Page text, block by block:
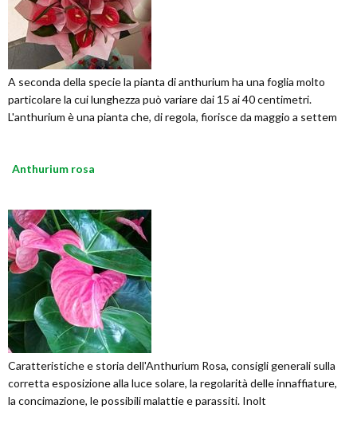
A seconda della specie la pianta di anthurium ha una foglia molto
particolare la cui lunghezza può variare dai 15 ai 40 centimetri.
L'anthurium è una pianta che, di regola, fiorisce da maggio a settem
Anthurium rosa
Caratteristiche e storia dell'Anthurium Rosa, consigli generali sulla
corretta esposizione alla luce solare, la regolarità delle innaffiature,
la concimazione, le possibili malattie e parassiti. Inolt